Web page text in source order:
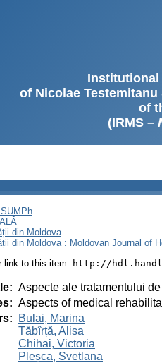
Institutional
of Nicolae
of
(IRMS –
din Moldova
din Moldova : Moldovan Journal of
link to this item: http://
: Aspecte ale tratamentului
: Aspects of medical
:
Bulai, Marina
Tăbîrță, Alisa
Chihai, Victoria
Pleșca, Svetlana